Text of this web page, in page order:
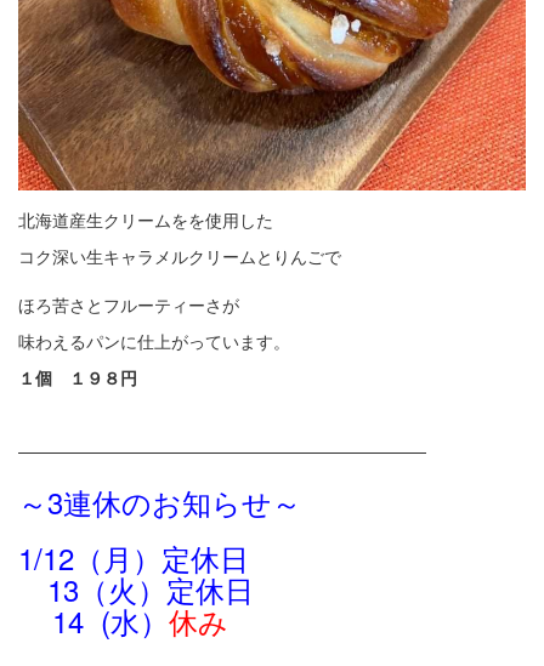
北海道産生クリームをを使用した
コク深い生キャラメルクリームとりんごで
ほろ苦さとフルーティーさが
味わえるパンに仕上がっています。
１個 １９８円
————————————————————————
～3連休のお知らせ～
1/12（月）定休日
13（火）定休日
14 (水）休み